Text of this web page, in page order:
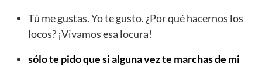
Tú me gustas. Yo te gusto. ¿Por qué hacernos los
locos? ¡Vivamos esa locura!
sólo te pido que si alguna vez te marchas de mi